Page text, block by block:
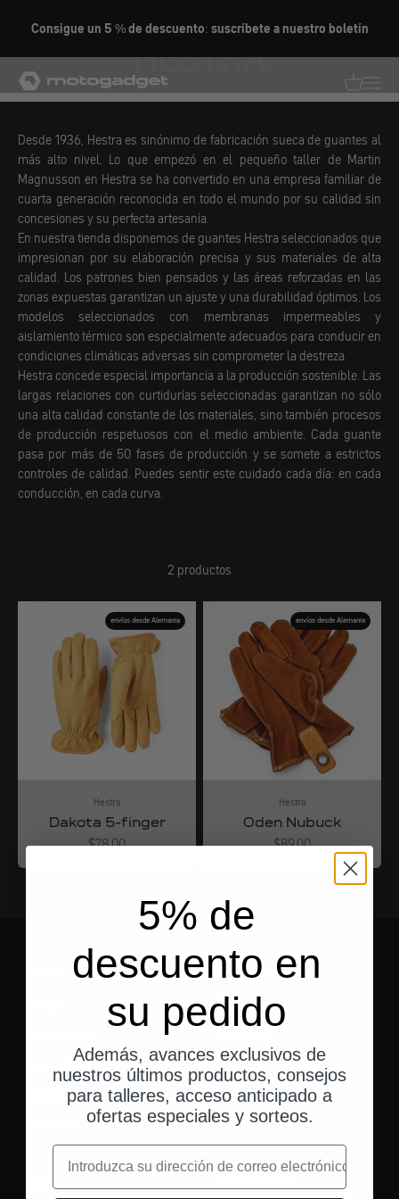
Consigue un 5 % de descuento: suscríbete a nuestro boletín
motogadget GmbH HESTRA
Desde 1936, Hestra es sinónimo de fabricación sueca de guantes al
más alto nivel. Lo que empezó en el pequeño taller de Martin
Magnusson en Hestra se ha convertido en una empresa familiar de
cuarta generación reconocida en todo el mundo por su calidad sin
concesiones y su perfecta artesanía.
En nuestra tienda disponemos de guantes Hestra seleccionados que
impresionan por su elaboración precisa y sus materiales de alta
calidad. Los patrones bien pensados y las áreas reforzadas en las
zonas expuestas garantizan un ajuste y una durabilidad óptimos. Los
modelos seleccionados con membranas impermeables y
aislamiento térmico son especialmente adecuados para conducir en
condiciones climáticas adversas sin comprometer la destreza.
Hestra concede especial importancia a la producción sostenible. Las
largas relaciones con curtidurías seleccionadas garantizan no sólo
una alta calidad constante de los materiales, sino también procesos
de producción respetuosos con el medio ambiente. Cada guante
pasa por más de 50 fases de producción y se somete a estrictos
controles de calidad. Puedes sentir este cuidado cada día: en cada
conducción, en cada curva.
2 productos
envíos desde Alemania
Hestra
Dakota 5-finger
Angebot
$78.00
envíos desde Alemania
Hestra
Oden Nubuck
Angebot
$89.00
Electricidad
Instrumentos
Pulsador / asas
Engranaje
Equipaje
Esenciales
Taller
5% de
descuento en
su pedido
Además, avances exclusivos de
nuestros últimos productos, consejos
para talleres, acceso anticipado a
ofertas especiales y sorteos.
correo electrónico